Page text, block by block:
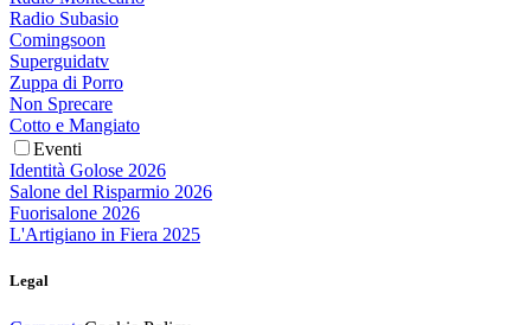
Radio Subasio
Comingsoon
Superguidatv
Zuppa di Porro
Non Sprecare
Cotto e Mangiato
Eventi
Identità Golose 2026
Salone del Risparmio 2026
Fuorisalone 2026
L'Artigiano in Fiera 2025
Legal